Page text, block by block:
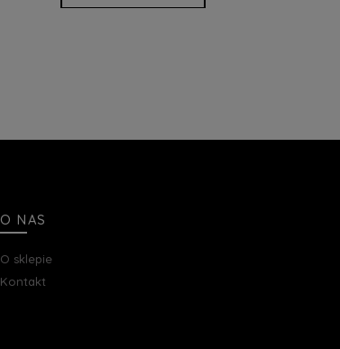
O NAS
O sklepie
Kontakt